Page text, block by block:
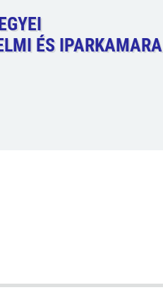
ÉS IPARKAMARA